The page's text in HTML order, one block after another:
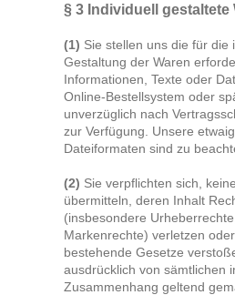
§ 3 Individuell gestaltete
(1) Sie stellen uns die für die
Gestaltung der Waren
Informationen, Texte oder
Online-Bestellsystem oder
unverzüglich nach
zur Verfügung. Unsere
Dateiformaten sind zu
(2) Sie verpflichten sich,
übermitteln, deren Inhalt
(insbesondere
Markenrechte) verletzen
bestehende Gesetze
ausdrücklich von sämtlichen
Zusammenhang geltend